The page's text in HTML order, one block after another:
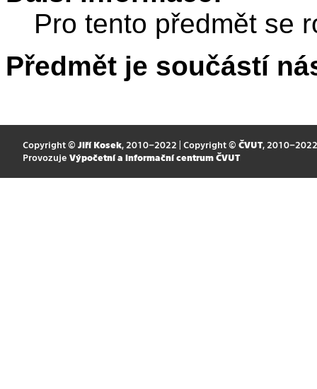
Pro tento předmět se
Předmět je součástí
Copyright © Jiří Kosek, 2010–2022 | Copyright © ČVUT, 2010–2022
Provozuje Výpočetní a informační centrum ČVUT